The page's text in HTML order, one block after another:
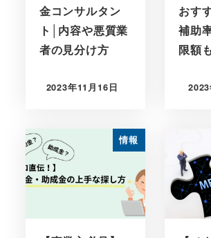
金コンサルタン
ト│内容や悪質業
者の見分け方
2023年11月16日
おす
補助
限額
情報